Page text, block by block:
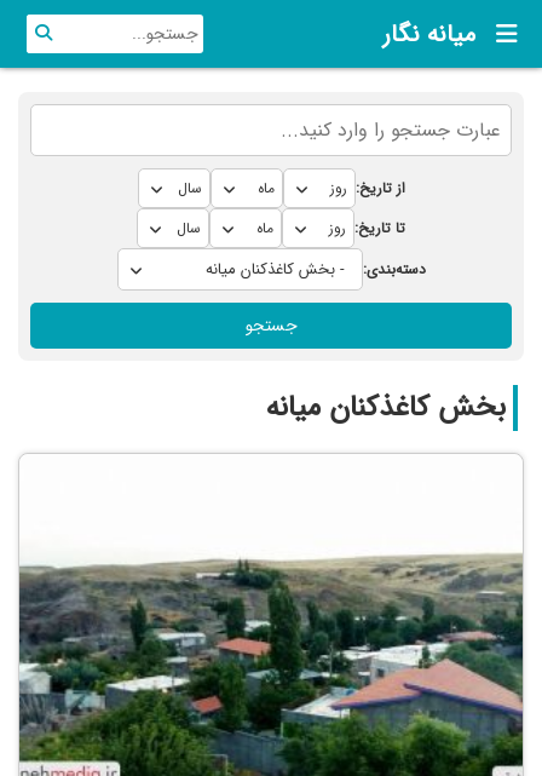
میانه نگار
از تاریخ:
تا تاریخ:
دسته‌بندی:
جستجو
بخش کاغذکنان میانه